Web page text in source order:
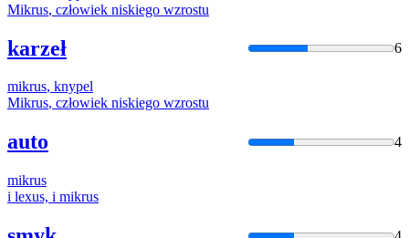
Mikrus, człowiek niskiego wzrostu
karzeł 6
mikrus, knypel
Mikrus, człowiek niskiego wzrostu
auto 4
mikrus
i lexus, i mikrus